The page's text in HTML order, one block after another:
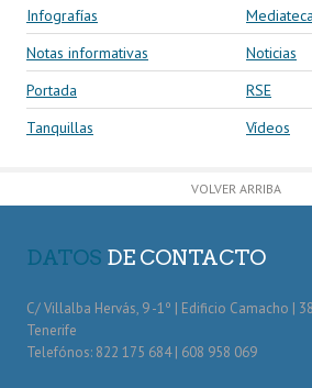
Infografías
Mediateca
Notas informativas
Noticias
Portada
RSE
Tanquillas
Vídeos
VOLVER ARRIBA
DATOS DE CONTACTO
C/ Villalba Hervás, 9 -1º | Edificio Camacho |
Tenerife
Telefónos: 822 175 684 | 608 958 069